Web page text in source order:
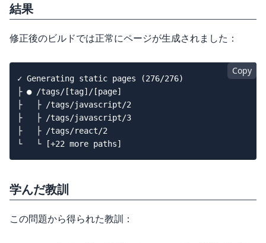
結果
修正後のビルドでは正常にページが生成されました：
Copy
✓ Generating static pages (276/276)
├ ● /tags/[tag]/[page]
├   ├ /tags/javascript/2
├   ├ /tags/javascript/3
├   ├ /tags/react/2
学んだ教訓
この問題から得られた教訓：